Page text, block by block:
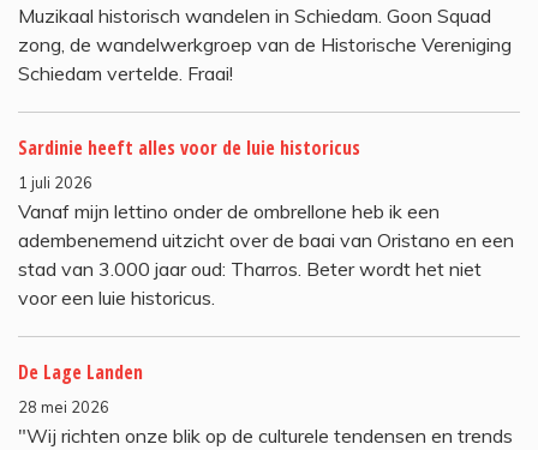
Muzikaal historisch wandelen in Schiedam. Goon Squad
zong, de wandelwerkgroep van de Historische Vereniging
Schiedam vertelde. Fraai!
Sardinie heeft alles voor de luie historicus
1 juli 2026
Vanaf mijn lettino onder de ombrellone heb ik een
adembenemend uitzicht over de baai van Oristano en een
stad van 3.000 jaar oud: Tharros. Beter wordt het niet
voor een luie historicus.
De Lage Landen
28 mei 2026
"Wij richten onze blik op de culturele tendensen en trends